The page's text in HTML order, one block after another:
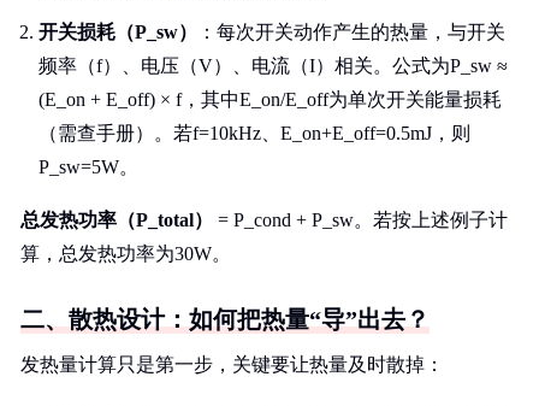
开关损耗（P_sw）
：每次开关动作产生的热量，与开关
频率（f）、电压（V）、电流（I）相关。公式为P_sw ≈
(E_on + E_off) × f，其中E_on/E_off为单次开关能量损耗
（需查手册）。若f=10kHz、E_on+E_off=0.5mJ，则
P_sw=5W。
总发热功率（P_total）
= P_cond + P_sw。若按上述例子计
算，总发热功率为30W。
二、散热设计：如何把热量“导”出去？
发热量计算只是第一步，关键要让热量及时散掉：